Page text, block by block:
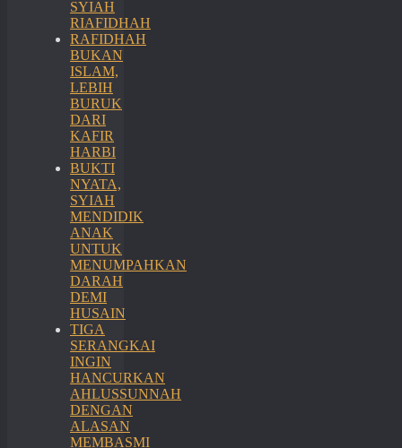
SYIAH
RIAFIDHAH
RAFIDHAH
BUKAN
ISLAM,
LEBIH
BURUK
DARI
KAFIR
HARBI
BUKTI
NYATA,
SYIAH
MENDIDIK
ANAK
UNTUK
MENUMPAHKAN
DARAH
DEMI
HUSAIN
TIGA
SERANGKAI
INGIN
HANCURKAN
AHLUSSUNNAH
DENGAN
ALASAN
MEMBASMI